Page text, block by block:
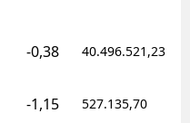
-0,38 40.496.521,23
-1,15 527.135,70